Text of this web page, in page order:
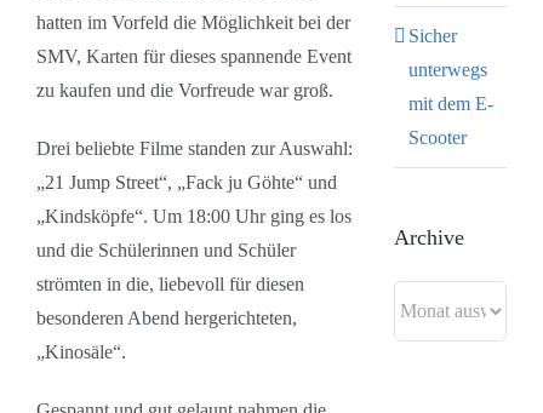
hatten im Vorfeld die Möglichkeit bei der
SMV, Karten für dieses spannende Event
zu kaufen und die Vorfreude war groß.
Drei beliebte Filme standen zur Auswahl:
„21 Jump Street“, „Fack ju Göhte“ und
„Kindsköpfe“. Um 18:00 Uhr ging es los
und die Schülerinnen und Schüler
strömten in die, liebevoll für diesen
besonderen Abend hergerichteten,
„Kinosäle“.
Sicher
unterwegs
mit dem E-
Scooter
Archive